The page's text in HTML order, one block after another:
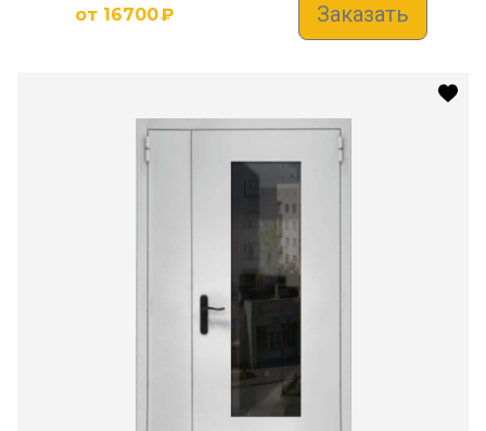
от 16700₽ Заказать